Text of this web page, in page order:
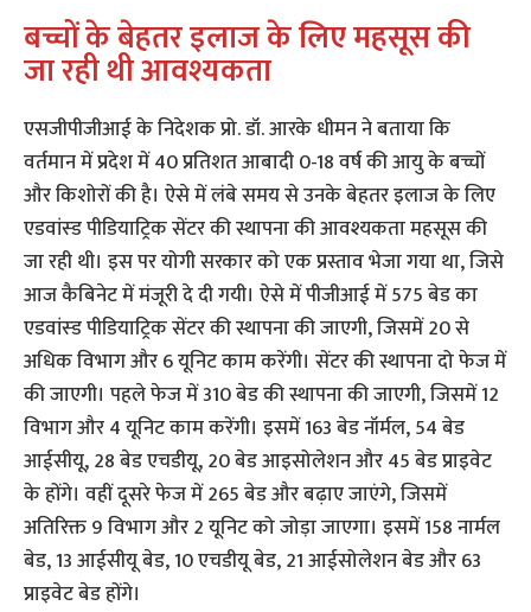
बच्चों के बेहतर इलाज के लिए महसूस की
जा रही थी आवश्यकता
एसजीपीजीआई के निदेशक प्रो. डॉ. आरके धीमन ने बताया कि
वर्तमान में प्रदेश में 40 प्रतिशत आबादी 0-18 वर्ष की आयु के बच्चों
और किशोरों की है। ऐसे में लंबे समय से उनके बेहतर इलाज के लिए
एडवांस्ड पीडियाट्रिक सेंटर की स्थापना की आवश्यकता महसूस की
जा रही थी। इस पर योगी सरकार को एक प्रस्ताव भेजा गया था, जिसे
आज कैबिनेट में मंजूरी दे दी गयी। ऐसे में पीजीआई में 575 बेड का
एडवांस्ड पीडियाट्रिक सेंटर की स्थापना की जाएगी, जिसमें 20 से
अधिक विभाग और 6 यूनिट काम करेंगी। सेंटर की स्थापना दो फेज में
की जाएगी। पहले फेज में 310 बेड की स्थापना की जाएगी, जिसमें 12
विभाग और 4 यूनिट काम करेंगी। इसमें 163 बेड नॉर्मल, 54 बेड
आईसीयू, 28 बेड एचडीयू, 20 बेड आइसोलेशन और 45 बेड प्राइवेट
के होंगे। वहीं दूसरे फेज में 265 बेड और बढ़ाए जाएंगे, जिसमें
अतिरिक्त 9 विभाग और 2 यूनिट को जोड़ा जाएगा। इसमें 158 नार्मल
बेड, 13 आईसीयू बेड, 10 एचडीयू बेड, 21 आईसोलेशन बेड और 63
प्राइवेट बेड होंगे।